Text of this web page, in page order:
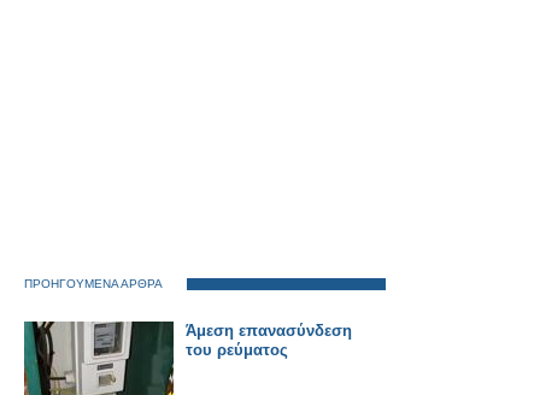
ΠΡΟΗΓΟΥΜΕΝΑ ΑΡΘΡΑ
Άμεση επανασύνδεση
του ρεύματος